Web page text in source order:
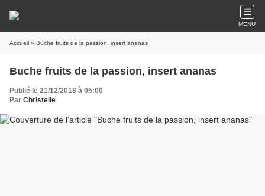
MENU
Accueil » Buche fruits de la passion, insert ananas
Buche fruits de la passion, insert ananas
Publié le 21/12/2018 à 05:00
Par Christelle